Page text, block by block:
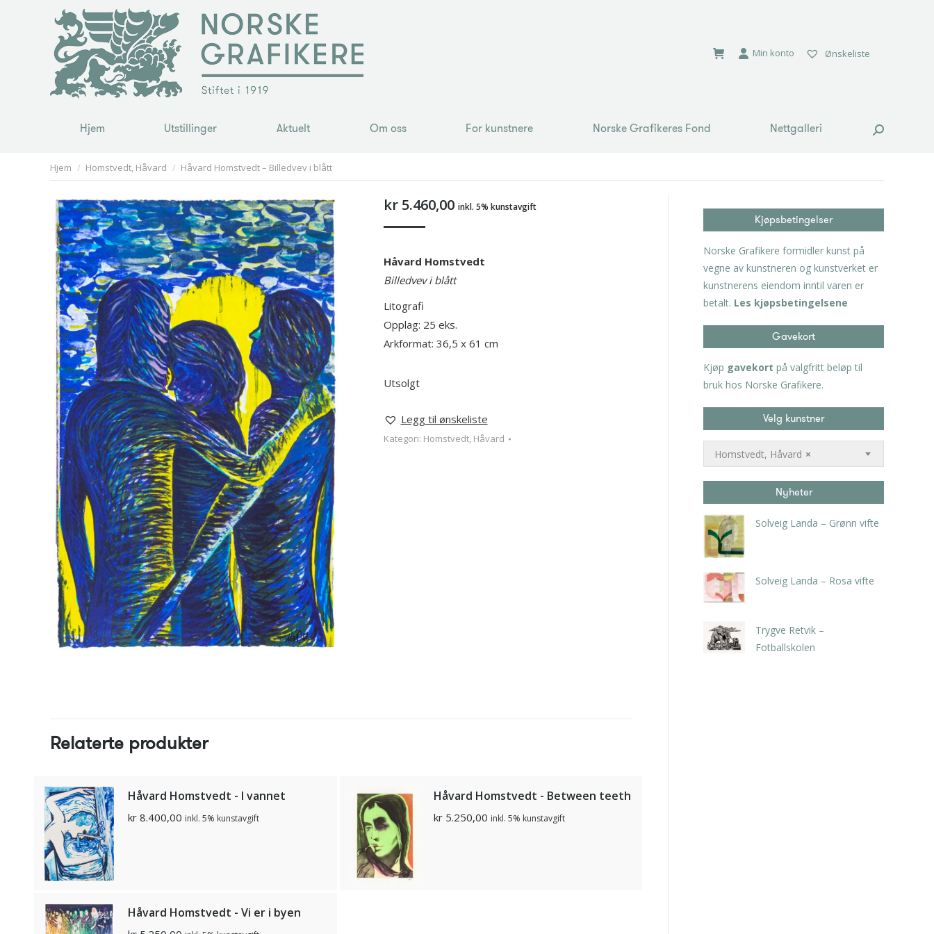
Min konto Ønskeliste
Hjem Utstillinger Aktuelt Om oss For kunstnere Norske Grafikeres Fond Nettgalleri Search:
You are here:
Hjem Homstvedt, Håvard Håvard Homstvedt – Billedvev i blått
kr5.460,00 inkl. 5% kunstavgift
Håvard Homstvedt
Billedvev i blått
Litografi
Opplag: 25 eks.
Arkformat: 36,5 x 61 cm
Utsolgt
Legg til ønskeliste
Kategori: Homstvedt, Håvard
Relaterte produkter
Håvard Homstvedt - I vannet
kr 8.400,00 inkl. 5% kunstavgift
Håvard Homstvedt - Between teeth
kr5.250,00 inkl. 5% kunstavgift
Håvard Homstvedt - Vi er i byen
Kjøpsbetingelser
Norske Grafikere formidler kunst på
vegne av kunstneren og kunstverket er
kunstnerens eiendom inntil varen er
betalt. Les kjøpsbetingelsene
Gavekort
Kjøp gavekort på valgfritt beløp til
bruk hos Norske Grafikere.
Velg kunstner
×
Homstvedt, Håvard
Nyheter
Solveig Landa – Grønn vifte
Solveig Landa – Rosa vifte
Trygve Retvik –
Fotballskolen
Hjem Utstillinger Aktuelt